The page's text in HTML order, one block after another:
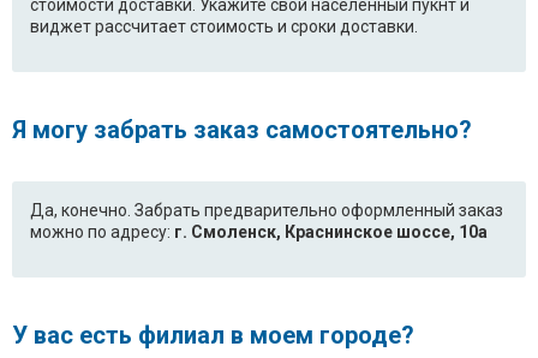
стоимости доставки. Укажите свой населенный пукнт и
виджет рассчитает стоимость и сроки доставки.
Я могу забрать заказ самостоятельно?
Да, конечно. Забрать предварительно оформленный заказ
можно по адресу: г. Смоленск, Краснинское шоссе, 10а
У вас есть филиал в моем городе?